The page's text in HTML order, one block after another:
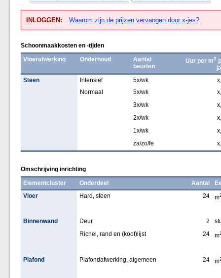
INLOGGEN: Waarom zijn de prijzen vervangen door x-jes?
Schoonmaakkosten en -tijden
Vloerafwerking
Onderhoud
Aantal
beurten
Uur per m2
Steen
Intensief 5x/wk
Normaal
5x/wk
3x/wk
2x/wk
1x/wk
za/zo/fe
Omschrijving inrichting
Elementcluster
Onderdeel Aantal
Vloer
Hard, steen 24 m
Binnenwand Deur 2
Richel, rand en (koof)lijst
24 m
Plafond Plafondafwerking, algemeen 24 m